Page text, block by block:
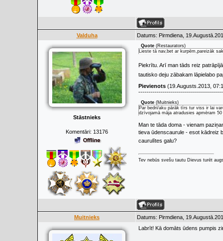
Valduha Datums: Pirmdiena,
Stāstnieks
Komentāri: 13176
Quote (Restaurators)
Lieste tā nav,bet ar kurpēm,pareizāk
Piekrītu. Arī man tāds reiz
tautisko deju zābakam lāpielabo
Pievienots (19.Augusts.2013,
Quote (Muitnieks)
Par bedri/aku pārāk tīrs tur viss ir lai
dzīvojamā māja atradusies apmēram
Man te tāda doma - vienam
tieva ūdenscaurule - esot kādreiz
caurulītes galu?
Tev nebūs svešu tautu Dievus turēt
Muitnieks Datums: Pirmdiena,
Labrīt! Kā domāts ūdens pumpis